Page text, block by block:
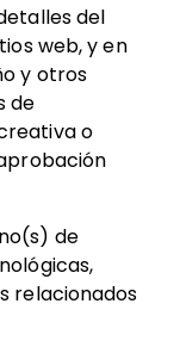
del
web, y en
y otros
de
o
de
relacionados